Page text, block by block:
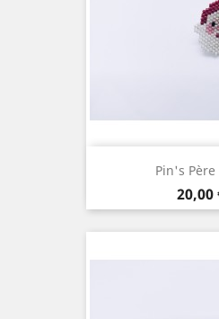
Pin's Père
Prix
20,00